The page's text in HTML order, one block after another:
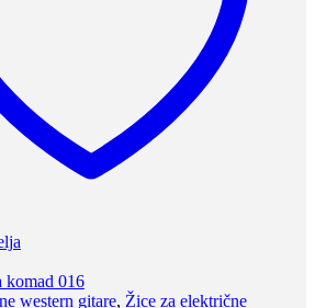
western gitare, Žice za električne